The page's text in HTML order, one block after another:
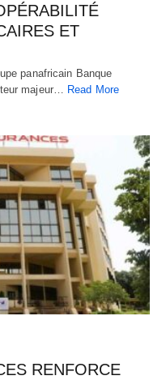
ET
panafricain Banque
majeur… Read More
RENFORCE